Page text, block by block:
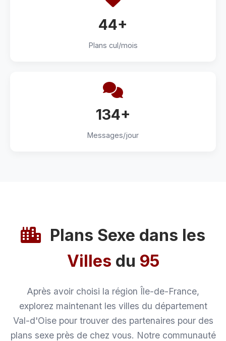
44+
Plans cul/mois
134+
Messages/jour
Plans Sexe dans les
Villes du 95
Après avoir choisi la région Île-de-France,
explorez maintenant les villes du département
Val-d'Oise pour trouver des partenaires pour des
plans sexe près de chez vous. Notre communauté